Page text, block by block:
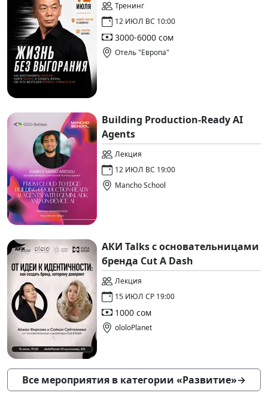
Тренинг
12 ИЮЛ ВС 10:00
3000-6000 сом
Отель "Европа"
Building Production-Ready AI
Agents
Лекция
12 ИЮЛ ВС 19:00
Mancho School
АКИ Talks с основательницами
бренда Cut A Dash
Лекция
15 ИЮЛ СР 19:00
1000 сом
ololoPlanet
Все мероприятия в категории «Развитие»→